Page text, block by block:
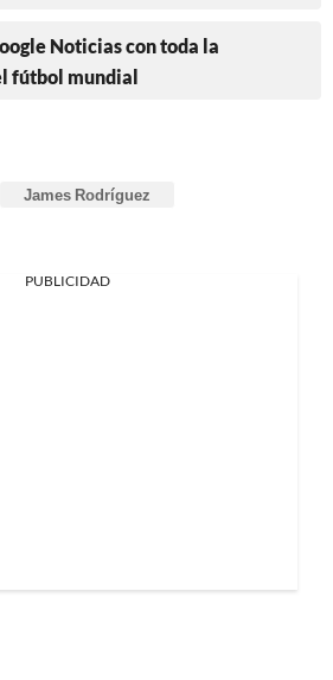
Noticias con toda la
fútbol mundial
James Rodríguez
PUBLICIDAD